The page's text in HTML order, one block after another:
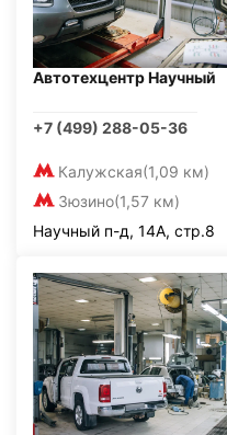
Автотехцентр Научный
+7 (499) 288-05-36
Калужская(1,09 км)
Зюзино(1,57 км)
Научный п-д, 14А, стр.8